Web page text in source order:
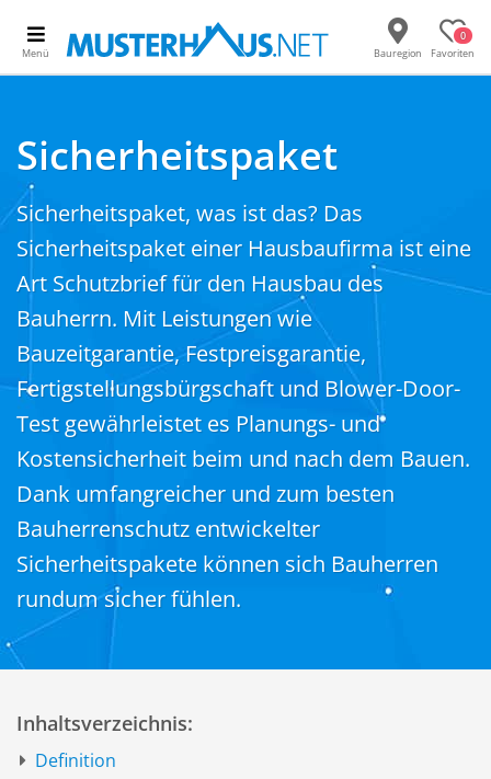
Menü Bauregion
0
Favoriten
Sicherheitspaket
Sicherheitspaket, was ist das? Das
Sicherheitspaket einer Hausbaufirma ist eine
Art Schutzbrief für den Hausbau des
Bauherrn. Mit Leistungen wie
Bauzeitgarantie, Festpreisgarantie,
Fertigstellungsbürgschaft und Blower-Door-
Test gewährleistet es Planungs- und
Kostensicherheit beim und nach dem Bauen.
Dank umfangreicher und zum besten
Bauherrenschutz entwickelter
Sicherheitspakete können sich Bauherren
rundum sicher fühlen.
Inhaltsverzeichnis:
Definition